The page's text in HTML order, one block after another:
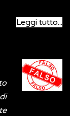
Leggi tutto...